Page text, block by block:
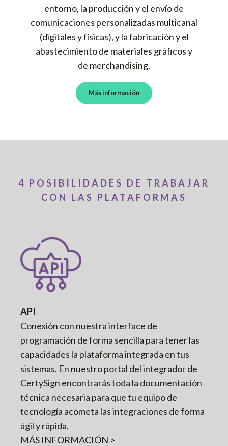
entorno, la producción y el envío de
comunicaciones personalizadas multicanal
(digitales y físicas), y la fabricación y el
abastecimiento de materiales gráficos y
de merchandising.
Más información
4 POSIBILIDADES DE TRABAJAR
CON LAS PLATAFORMAS
API
Conexión con nuestra interface de
programación de forma sencilla para tener las
capacidades la plataforma integrada en tus
sistemas. En nuestro portal del integrador de
CertySign encontrarás toda la documentación
técnica necesaria para que tu equipo de
tecnología acometa las integraciones de forma
ágil y rápida.
MÁS INFORMACIÓN >